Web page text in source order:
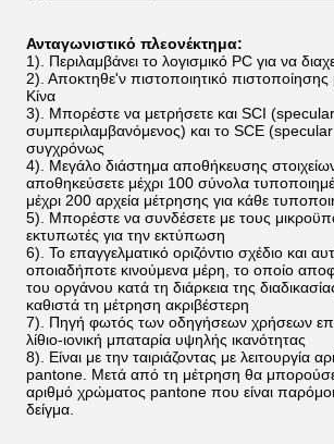
Ανταγωνιστικό πλεονέκτημα:
1).
Περιλαμβάνει το λογισμικό PC για να
2). Αποκτηθε'ν πιστοποιητικό πιστοποίησης
Κίνα
3). Μπορέστε να μετρήσετε και SCI (specular
συμπεριλαμβανόμενος) και το SCE (specular
συγχρόνως
4).
Μεγάλο διάστημα αποθήκευσης
αποθηκεύσετε μέχρι 100 σύνολα
μέχρι 200 αρχεία μέτρησης για κάθε
5). Μπορέστε να συνδέσετε με τους
εκτυπωτές για την εκτύπωση
6). Το επαγγελματικό οριζόντιο σχέδιο και
οποιαδήποτε κινούμενα μέρη, το οποίο
του οργάνου κατά τη διάρκεια της
καθιστά τη μέτρηση ακριβέστερη
7). Πηγή φωτός των οδηγήσεων χρήσεων
λίθιο-ιονική μπαταρία υψηλής ικανότητας
8). Είναι με την ταιριάζοντας με λειτουργία
pantone. Μετά από τη μέτρηση θα μπορούσε
αριθμό χρώματος pantone που είναι
δείγμα.